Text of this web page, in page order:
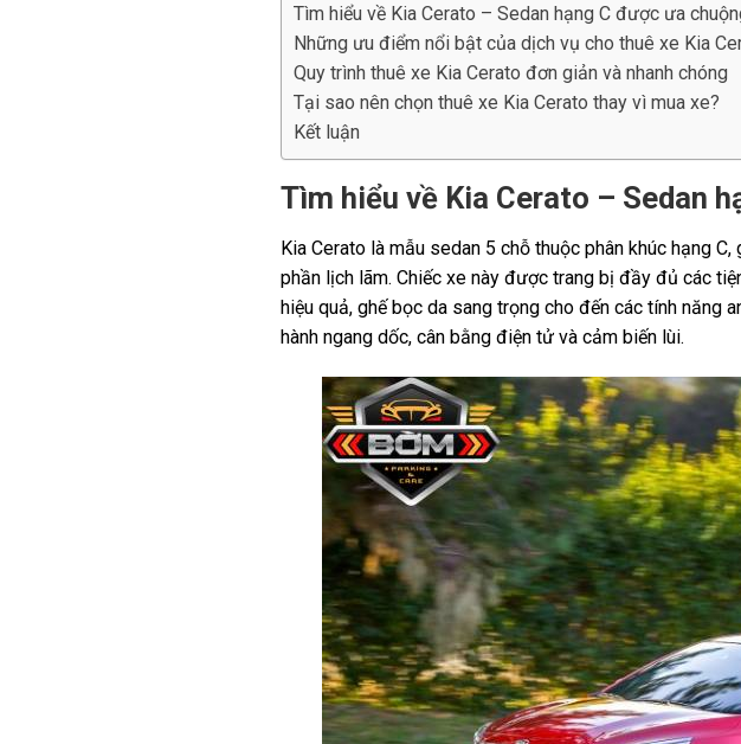
Tìm hiểu về Kia Cerato – Sedan hạng C được ưa
Những ưu điểm nổi bật của dịch vụ cho thuê xe Kia
Quy trình thuê xe Kia Cerato đơn giản và nhanh chóng
Tại sao nên chọn thuê xe Kia Cerato thay vì mua xe?
Kết luận
Tìm hiểu về Kia Cerato – Sedan
Kia Cerato là mẫu sedan 5 chỗ thuộc phân khúc hạng
phần lịch lãm. Chiếc xe này được trang bị đầy đủ các
hiệu quả, ghế bọc da sang trọng cho đến các tính năng
hành ngang dốc, cân bằng điện tử và cảm biến lùi.